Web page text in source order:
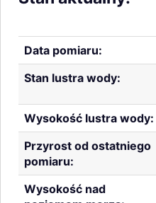
Data pomiaru:
Wysokość lustra wody:
Przyrost od ostatniego
pomiaru: